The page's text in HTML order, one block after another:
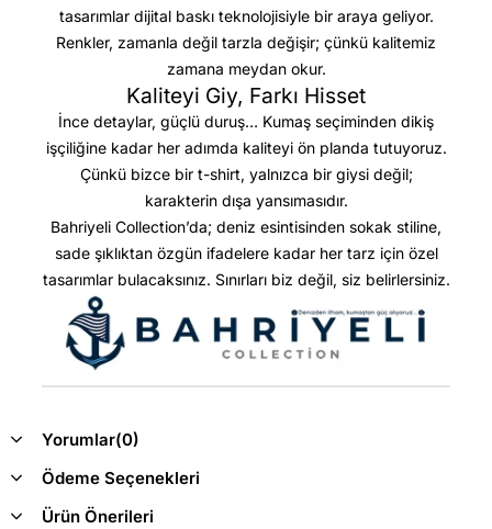
tasarımlar dijital baskı teknolojisiyle bir araya geliyor.
Renkler, zamanla değil tarzla değişir; çünkü kalitemiz
zamana meydan okur.
Kaliteyi Giy, Farkı Hisset
İnce detaylar, güçlü duruş… Kumaş seçiminden dikiş
işçiliğine kadar her adımda kaliteyi ön planda tutuyoruz.
Çünkü bizce bir t-shirt, yalnızca bir giysi değil;
karakterin dışa yansımasıdır.
Bahriyeli Collection’da; deniz esintisinden sokak stiline,
sade şıklıktan özgün ifadelere kadar her tarz için özel
tasarımlar bulacaksınız. Sınırları biz değil, siz belirlersiniz.
Yorumlar(0)
Ödeme Seçenekleri
Ürün Önerileri